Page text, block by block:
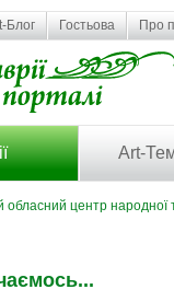
Блог Гостьова Про
Art-
обласний центр народної